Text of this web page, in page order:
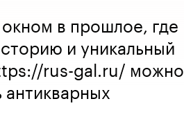
в прошлое, где
и уникальный
rus-gal.ru/ можно